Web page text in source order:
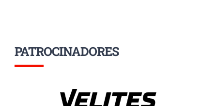
PATROCINADORES